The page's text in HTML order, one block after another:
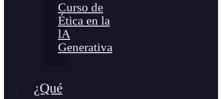
Curso de
Ética en la
lA
Generativa
¿Qué